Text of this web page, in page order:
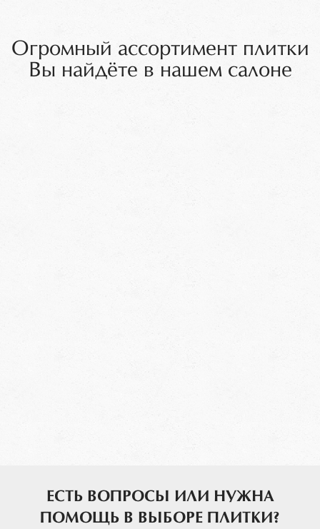
Огромный ассортимент плитки
Вы найдёте в нашем салоне
ЕСТЬ ВОПРОСЫ ИЛИ НУЖНА
ПОМОЩЬ В ВЫБОРЕ ПЛИТКИ?